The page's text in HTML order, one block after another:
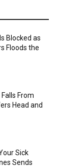
Blocked as
Floods the
Falls From
Head and
Sick
Sends